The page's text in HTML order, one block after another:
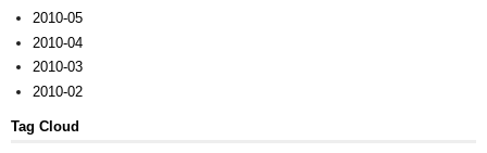
2010-05
2010-04
2010-03
2010-02
Tag Cloud